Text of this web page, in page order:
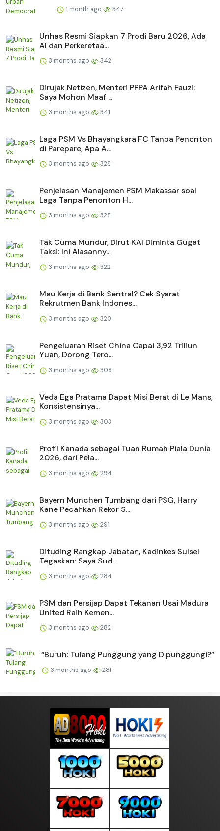
1 month ago 347
Unhas Resmi Siapkan 7 Prodi Baru 2026, Ada
AI dan Perkeretaa...
3 months ago 342
Dirujak Netizen, Menteri PPPA Arifah Fauzi:
Saya Mohon Maaf ...
3 months ago 341
Laga PSM Vs Bhayangkara FC Tanpa Penonton
di Parepare, Apa A...
3 months ago 328
Penjelasan Manajemen PSM Makassar soal
Laga Tanpa Penonton H...
3 months ago 325
Tak Cuma Mundur, Dirut KAI Diminta Gugat
Taksi: Ini Alasanny...
3 months ago 322
Mau Kerja di Bank Sentral? Cek Syarat
Rekrutmen Bank Indones...
3 months ago 320
Pengeluaran Riset China Capai 3,92 Triliun
Yuan, Dorong Tero...
3 months ago 308
Veda Ega Pratama Dapat Misi Berat di Le Mans,
Konsistensinya...
3 months ago 303
Profil Kanada sebagai Tuan Rumah Piala Dunia
2026, dari Pela...
3 months ago 294
Bayern Munchen Tumbang dari PSG, Harry
Kane Pecahkan Rekor S...
3 months ago 291
Dituding Rangkap Jabatan, Kadinkes Sulsel
Tegaskan: Saya Sud...
3 months ago 284
PSM dan Persijap Dapat Tekanan Usai Madura
United Raih Kemen...
3 months ago 282
“Buruh: Tulang Punggung yang Dipunggungi?”
3 months ago 281